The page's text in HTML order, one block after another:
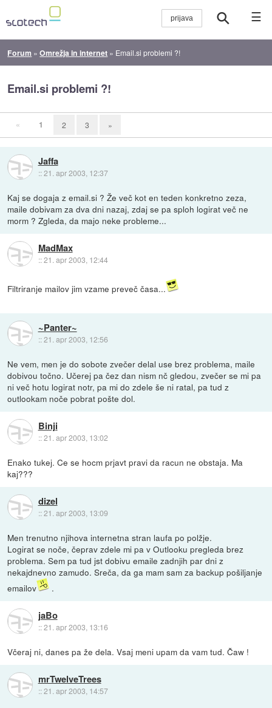
☰
Forum »Omrežja in internet » Email.si problemi ?!
Email.si problemi ?!
« 1 2 3 »
Jaffa
::21. apr 2003, 12:37
Kaj se dogaja z email.si ? Že več kot en teden konkretno zeza,
maile dobivam za dva dni nazaj, zdaj se pa sploh logirat več ne
morm ? Zgleda, da majo neke probleme...
MadMax
::21. apr 2003, 12:44
Filtriranje mailov jim vzame preveč časa...
~Panter~
::21. apr 2003, 12:56
Ne vem, men je do sobote zvečer delal use brez problema, maile
dobivou točno. Učerej pa čez dan nism nč gledou, zvečer se mi pa
ni več hotu logirat notr, pa mi do zdele še ni ratal, pa tud z
outlookam noče pobrat pošte dol.
Binji
::21. apr 2003, 13:02
Enako tukej. Ce se hocm prjavt pravi da racun ne obstaja. Ma
kaj???
dizel
::21. apr 2003, 13:09
Men trenutno njihova internetna stran laufa po polžje.
Logirat se noče, čeprav zdele mi pa v Outlooku pregleda brez
problema. Sem pa tud jst dobivu emaile zadnjih par dni z
nekajdnevno zamudo. Sreča, da ga mam sam za backup pošiljanje
emailov
.
jaBo
::21. apr 2003, 13:16
Včeraj ni, danes pa že dela. Vsaj meni upam da vam tud. Čaw !
mrTwelveTrees
::21. apr 2003, 14:57